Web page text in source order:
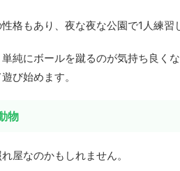
格もあり、夜な夜な公園で1人練習
純にボールを蹴るのが気持ち良く
び始めます。
物
屋なのかもしれません。